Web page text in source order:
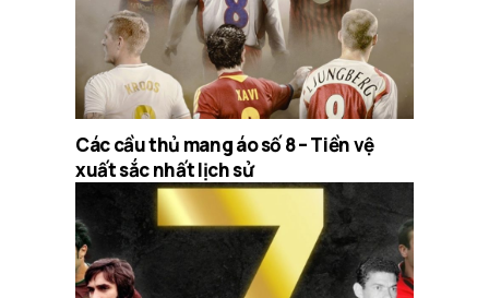
Các cầu thủ mang áo số 8 – Tiền vệ
xuất sắc nhất lịch sử